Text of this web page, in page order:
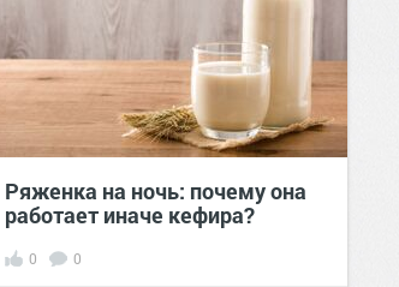
Ряженка на ночь: почему она
работает иначе кефира?
0 0